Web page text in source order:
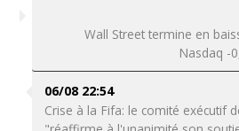
Wall Street termine en
Nasdaq -
06/08 22:54
Crise à la Fifa: le comité exécutif